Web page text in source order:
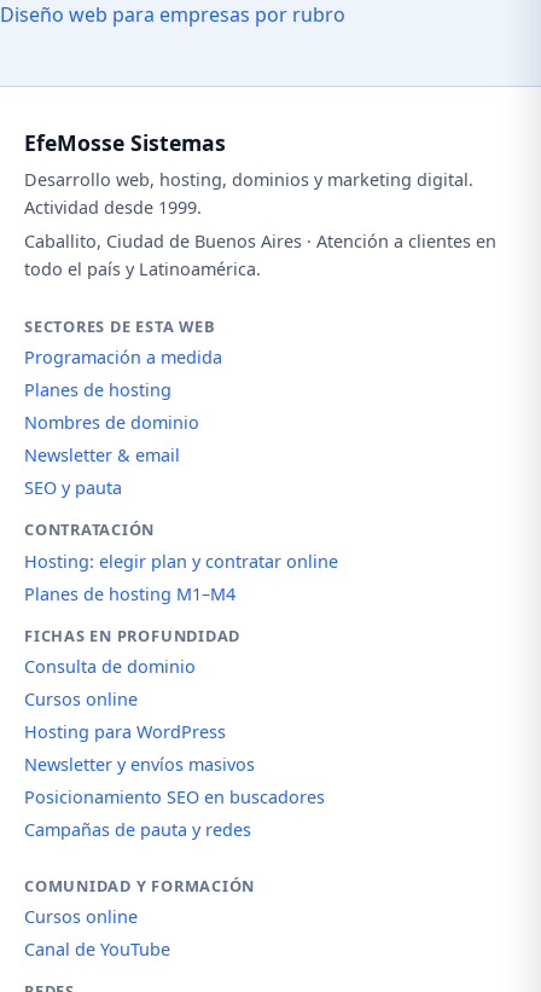
Diseño web para empresas por rubro
EfeMosse Sistemas
Desarrollo web, hosting, dominios y marketing digital.
Actividad desde 1999.
Caballito, Ciudad de Buenos Aires · Atención a clientes en
todo el país y Latinoamérica.
SECTORES DE ESTA WEB
Programación a medida
Planes de hosting
Nombres de dominio
Newsletter & email
SEO y pauta
CONTRATACIÓN
Hosting: elegir plan y contratar online
Planes de hosting M1–M4
FICHAS EN PROFUNDIDAD
Consulta de dominio
Cursos online
Hosting para WordPress
Newsletter y envíos masivos
Posicionamiento SEO en buscadores
Campañas de pauta y redes
COMUNIDAD Y FORMACIÓN
Cursos online
Canal de YouTube